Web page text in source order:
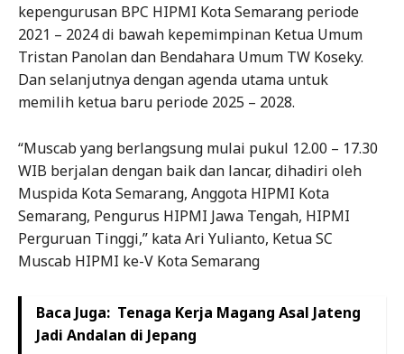
kepengurusan BPC HIPMI Kota Semarang periode
2021 – 2024 di bawah kepemimpinan Ketua Umum
Tristan Panolan dan Bendahara Umum TW Koseky.
Dan selanjutnya dengan agenda utama untuk
memilih ketua baru periode 2025 – 2028.
“Muscab yang berlangsung mulai pukul 12.00 – 17.30
WIB berjalan dengan baik dan lancar, dihadiri oleh
Muspida Kota Semarang, Anggota HIPMI Kota
Semarang, Pengurus HIPMI Jawa Tengah, HIPMI
Perguruan Tinggi,” kata Ari Yulianto, Ketua SC
Muscab HIPMI ke-V Kota Semarang
Baca Juga: Tenaga Kerja Magang Asal Jateng
Jadi Andalan di Jepang